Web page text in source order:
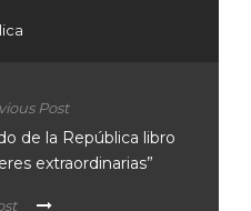
Post
de la República libro
extraordinarias”